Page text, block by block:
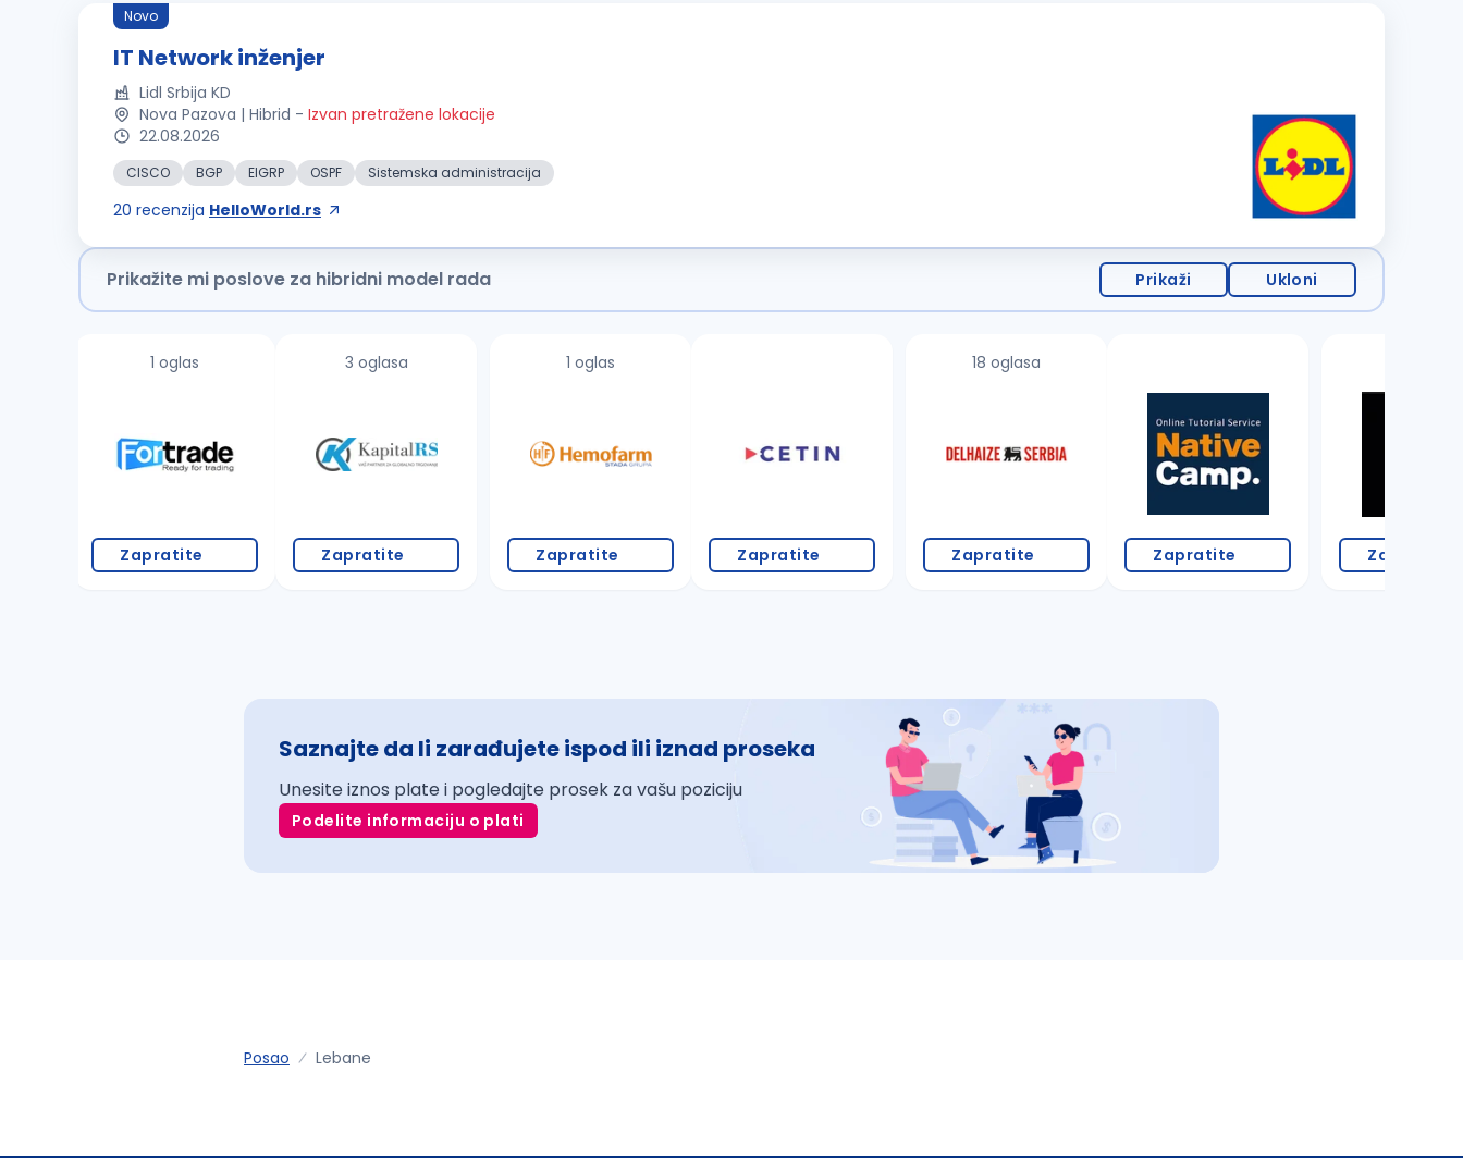
Novo
IT Network inženjer
Lidl Srbija KD
Nova Pazova | Hibrid - Izvan pretražene lokacije
22.08.2026
CISCO BGP EIGRP OSPF Sistemska administracija
20 recenzija HelloWorld.rs
Prikažite mi poslove za hibridni model rada Prikaži Ukloni
1 oglas
Zapratite
3 oglasa
Zapratite
1 oglas
Zapratite Zapratite
18 oglasa
Zapratite Zapratite Zapratite
Saznajte da li zarađujete ispod ili iznad proseka
Unesite iznos plate i pogledajte prosek za vašu poziciju
Podelite informaciju o plati
Posao Lebane